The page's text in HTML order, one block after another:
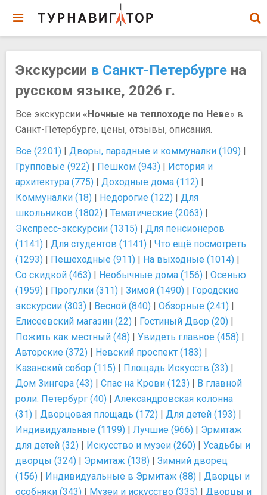
Экскурсии в Санкт-Петербурге на
русском языке, 2026 г.
Все экскурсии «Ночные на теплоходе по Неве» в
Санкт-Петербурге, цены, отзывы, описания.
Все (2201) | Дворы, парадные и коммуналки (109) |
Групповые (922) | Пешком (943) | История и
архитектура (775) | Доходные дома (112) |
Коммуналки (18) | Недорогие (122) | Для
школьников (1802) | Тематические (2063) |
Экспресс-экскурсии (1315) | Для пенсионеров
(1141) | Для студентов (1141) | Что ещё посмотреть
(1293) | Пешеходные (911) | На выходные (1014) |
Со скидкой (463) | Необычные дома (156) | Осенью
(1959) | Прогулки (311) | Зимой (1490) | Городские
экскурсии (303) | Весной (840) | Обзорные (241) |
Елисеевский магазин (22) | Гостиный Двор (20) |
Пожить как местный (48) | Увидеть главное (458) |
Авторские (372) | Невский проспект (183) |
Казанский собор (115) | Площадь Искусств (33) |
Дом Зингера (43) | Спас на Крови (123) | В главной
роли: Петербург (40) | Александровская колонна
(31) | Дворцовая площадь (172) | Для детей (193) |
Индивидуальные (1199) | Лучшие (966) | Эрмитаж
для детей (32) | Искусство и музеи (260) | Усадьбы и
дворцы (324) | Эрмитаж (138) | Зимний дворец
(156) | Индивидуальные в Эрмитаж (88) | Дворцы и
особняки (343) | Музеи и искусство (335) | Дворцы и